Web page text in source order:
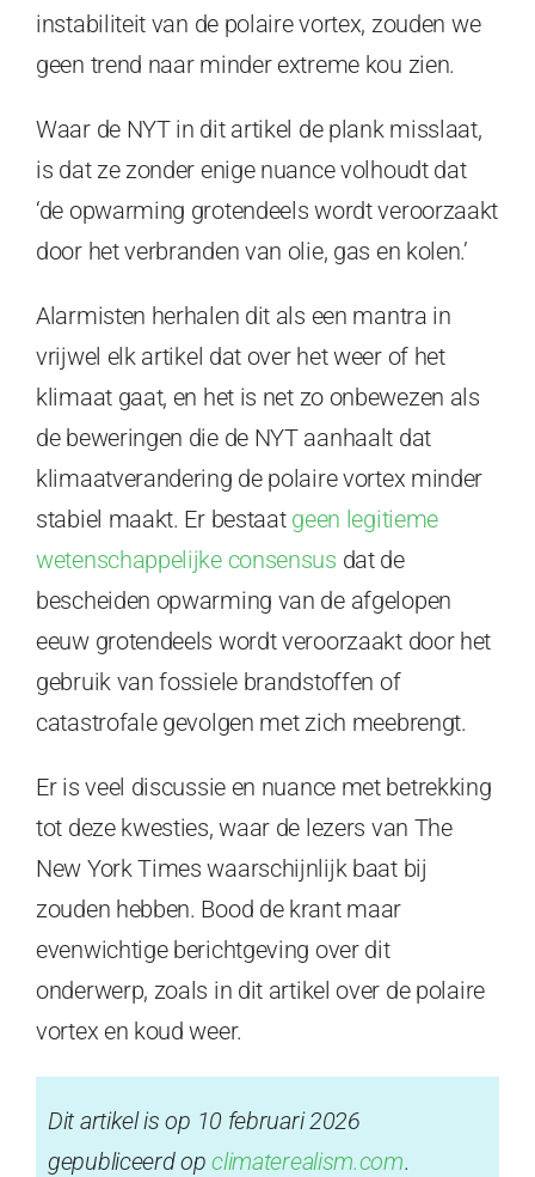
instabiliteit van de polaire vortex, zouden we
geen trend naar minder extreme kou zien.
Waar de NYT in dit artikel de plank misslaat,
is dat ze zonder enige nuance volhoudt dat
‘de opwarming grotendeels wordt veroorzaakt
door het verbranden van olie, gas en kolen.’
Alarmisten herhalen dit als een mantra in
vrijwel elk artikel dat over het weer of het
klimaat gaat, en het is net zo onbewezen als
de beweringen die de NYT aanhaalt dat
klimaatverandering de polaire vortex minder
stabiel maakt. Er bestaat geen legitieme
wetenschappelijke consensus dat de
bescheiden opwarming van de afgelopen
eeuw grotendeels wordt veroorzaakt door het
gebruik van fossiele brandstoffen of
catastrofale gevolgen met zich meebrengt.
Er is veel discussie en nuance met betrekking
tot deze kwesties, waar de lezers van The
New York Times waarschijnlijk baat bij
zouden hebben. Bood de krant maar
evenwichtige berichtgeving over dit
onderwerp, zoals in dit artikel over de polaire
vortex en koud weer.
Dit artikel is op 10 februari 2026
gepubliceerd opclimaterealism.com.